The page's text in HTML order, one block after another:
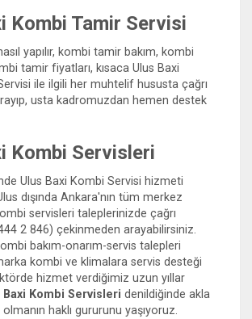
Kombi Tamir Servisi
yapılır, kombi tamir bakım, kombi
tamir fiyatları, kısaca Ulus Baxi
ile ilgili her muhtelif hususta çağrı
usta kadromuzdan hemen destek
Kombi Servisleri
Ulus Baxi Kombi Servisi hizmeti
dışında Ankara'nın tüm merkez
servisleri taleplerinizde çağrı
2 846) çekinmeden arayabilirsiniz.
bakım-onarım-servis talepleri
kombi ve klimalara servis desteği
hizmet verdiğimiz uzun yıllar
Baxi Kombi Servisleri denildiğinde akla
haklı gururunu yaşıyoruz.